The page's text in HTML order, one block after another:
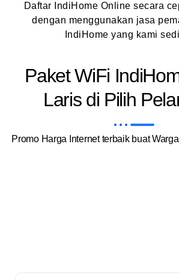
Daftar IndiHome Online secara
dengan menggunakan jasa
IndiHome yang kami
Paket WiFi
Laris di Pilih
Promo Harga Internet terbaik buat